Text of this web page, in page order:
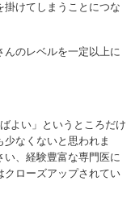
けてしまうことにつな
のレベルを一定以上に
よい」というところだけ
なくないと思われま
、経験豊富な専門医に
クローズアップされてい